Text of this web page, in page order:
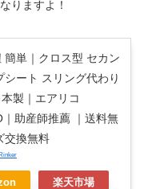
りますよ！
簡単｜クロス型 セカン
シート スリング代わり
製｜エアリコ
｜助産師推薦 ｜送料無
交換無料
楽天市場